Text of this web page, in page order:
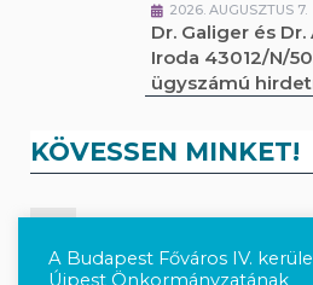
2026. AUGUSZTUS 7.
Dr. Galiger és
Iroda 43012/N/
ügyszámú
KÖVESSEN MINKET!
A Budapest Főváros IV.
Újpest Önkormányzatának